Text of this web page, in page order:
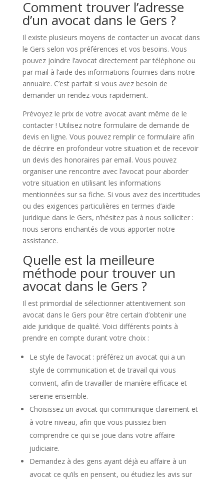
Comment trouver l’adresse
d’un avocat dans le Gers ?
Il existe plusieurs moyens de contacter un avocat dans
le Gers selon vos préférences et vos besoins. Vous
pouvez joindre l’avocat directement par téléphone ou
par mail à l’aide des informations fournies dans notre
annuaire. C’est parfait si vous avez besoin de
demander un rendez-vous rapidement.
Prévoyez le prix de votre avocat avant même de le
contacter ! Utilisez notre formulaire de demande de
devis en ligne. Vous pouvez remplir ce formulaire afin
de décrire en profondeur votre situation et de recevoir
un devis des honoraires par email. Vous pouvez
organiser une rencontre avec l’avocat pour aborder
votre situation en utilisant les informations
mentionnées sur sa fiche. Si vous avez des incertitudes
ou des exigences particulières en termes d’aide
juridique dans le Gers, n’hésitez pas à nous solliciter :
nous serons enchantés de vous apporter notre
assistance.
Quelle est la meilleure
méthode pour trouver un
avocat dans le Gers ?
Il est primordial de sélectionner attentivement son
avocat dans le Gers pour être certain d’obtenir une
aide juridique de qualité. Voici différents points à
prendre en compte durant votre choix :
Le style de l’avocat : préférez un avocat qui a un
style de communication et de travail qui vous
convient, afin de travailler de manière efficace et
sereine ensemble.
Choisissez un avocat qui communique clairement et
à votre niveau, afin que vous puissiez bien
comprendre ce qui se joue dans votre affaire
judiciaire.
Demandez à des gens ayant déjà eu affaire à un
avocat ce qu’ils en pensent, ou étudiez les avis sur